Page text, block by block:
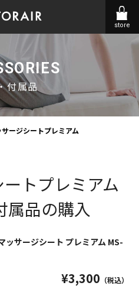
store
付属品
ージシートプレミアム
トプレミアム
属品の購入
ッサージシート プレミアム MS-
¥3,300 （税込）